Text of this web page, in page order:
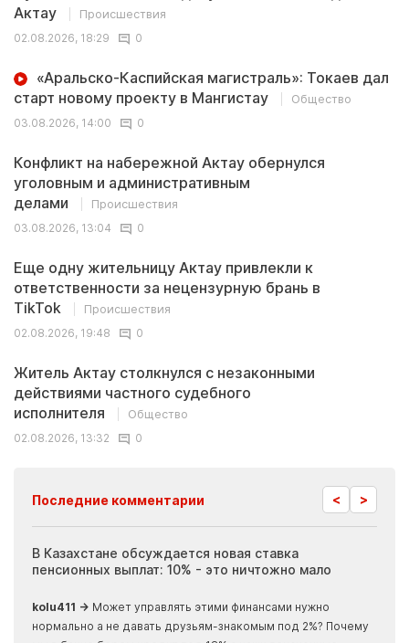
Актау
Происшествия
02.08.2026, 18:29
0
«Аральско-Каспийская магистраль»: Токаев дал
старт новому проекту в Мангистау
Общество
03.08.2026, 14:00
0
Конфликт на набережной Актау обернулся
уголовным и административным
делами
Происшествия
03.08.2026, 13:04
0
Еще одну жительницу Актау привлекли к
ответственности за нецензурную брань в
TikTok
Происшествия
02.08.2026, 19:48
0
Житель Актау столкнулся с незаконными
действиями частного судебного
исполнителя
Общество
02.08.2026, 13:32
0
Последние комментарии < >
В Казахстане обсуждается новая ставка
пенсионных выплат: 10% - это ничтожно мало
kolu411 → Может управлять этими финансами нужно
нормально а не давать друзьям-знакомым под 2%? Почему